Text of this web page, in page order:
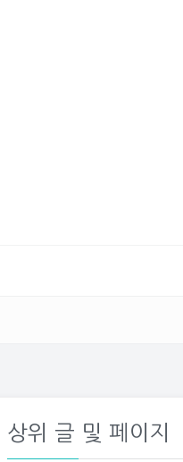
상위 글 및 페이지